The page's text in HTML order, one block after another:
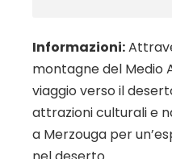
Informazioni:
montagne del Medio
viaggio verso il
attrazioni culturali e
a Merzouga per